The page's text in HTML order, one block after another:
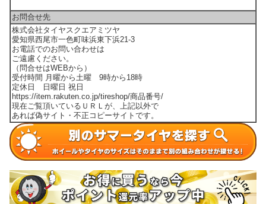
お問合せ先
株式会社タイヤスクエアミツヤ
愛知県西尾市一色町味浜東下浜21-3
お電話でのお問い合わせは
ご遠慮ください。
（問合せはWEBから）
受付時間 月曜から土曜 9時から18時
定休日 日曜日 祝日
https://item.rakuten.co.jp/tireshop/商品番号/
現在ご覧頂いているＵＲＬが、上記以外で
あれば偽サイト・不正コピーサイトです。